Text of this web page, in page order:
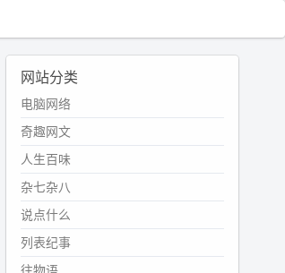
网站分类
电脑网络
奇趣网文
人生百味
杂七杂八
说点什么
列表纪事